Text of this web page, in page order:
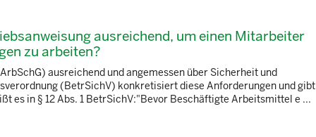
ausreichend, um einen Mitarbeiter
zu arbeiten?
ausreichend und angemessen über Sicherheit und
(BetrSichV) konkretisiert diese Anforderungen und gibt
es in § 12 Abs. 1 BetrSichV:"Bevor Beschäftigte Arbeitsmittel e ...